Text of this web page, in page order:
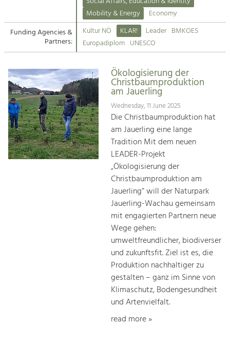
Suche
Impressum
Kontakt
Tourism
Offer Development and Positioning
Art & Culture
Crafts, Science and Research.
Social Affairs, Education
& Identity
Equality, Youth and Integration.
Climate Change, Public Transport and
Increase in Regional Value Added.
Mobility & Energy
Economy
Funding Agencies &
Partners:
Kultur NÖ KLAR! Leader BMKOES
Europadiplom UNESCO
Ökologisierung der
Christbaumproduktion
am Jauerling
Wednesday, 11 June 2025
Die Christbaumproduktion hat
am Jauerling eine lange
Tradition Mit dem neuen
LEADER-Projekt
„Ökologisierung der
Christbaumproduktion am
Jauerling“ will der Naturpark
Jauerling-Wachau gemeinsam
mit engagierten Partnern neue
Wege gehen:
umweltfreundlicher, biodiverser
und zukunftsfit. Ziel ist es, die
Produktion nachhaltiger zu
gestalten – ganz im Sinne von
Klimaschutz, Bodengesundheit
und Artenvielfalt.
read more »